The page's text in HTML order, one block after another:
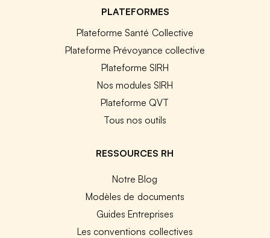
PLATEFORMES
Plateforme Santé Collective
Plateforme Prévoyance collective
Plateforme SIRH
Nos modules SIRH
Plateforme QVT
Tous nos outils
RESSOURCES RH
Notre Blog
Modèles de documents
Guides Entreprises
Les conventions collectives